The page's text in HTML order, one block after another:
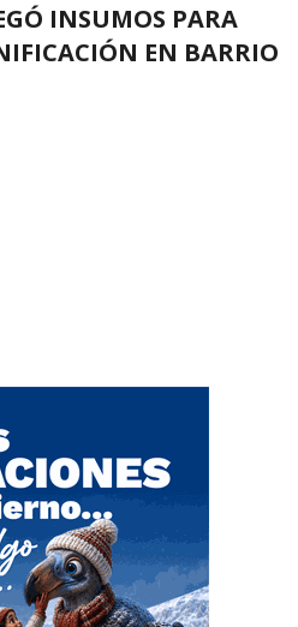
INSUMOS PARA
EN BARRIO